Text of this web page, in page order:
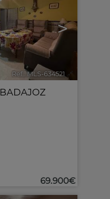
>
Ref.. MLS-634521 🔗
BADAJOZ
69.900€